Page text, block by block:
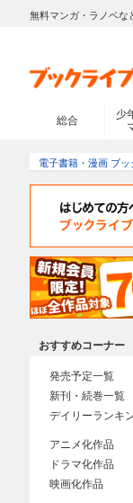
無料マンガ・ラノベな
総合
少
電子書籍・漫画 ブ
おすすめコーナー
発売予定一覧
新刊・続巻一覧
デイリーランキ
アニメ化作品
ドラマ化作品
映画化作品